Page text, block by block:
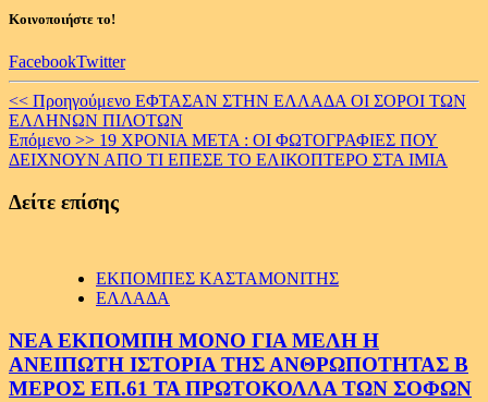
Κοινοποιήστε το!
FacebookTwitter
Continue
Reading
<< Προηγούμενο EΦΤΑΣΑΝ ΣΤΗΝ ΕΛΛΑΔΑ ΟΙ ΣΟΡΟΙ ΤΩΝ
ΕΛΛΗΝΩΝ ΠΙΛΟΤΩΝ
Επόμενο >> 19 ΧΡΟΝΙΑ ΜΕΤΑ : ΟΙ ΦΩΤΟΓΡΑΦΙΕΣ ΠΟΥ
ΔΕΙΧΝΟΥΝ ΑΠΟ ΤΙ ΕΠΕΣΕ ΤΟ ΕΛΙΚΟΠΤΕΡΟ ΣΤΑ ΙΜΙΑ
Δείτε επίσης
ΕΚΠΟΜΠΕΣ ΚΑΣΤΑΜΟΝΙΤΗΣ
ΕΛΛΑΔΑ
ΝΕΑ ΕΚΠΟΜΠΗ ΜΟΝΟ ΓΙΑ ΜΕΛΗ Η
ΑΝΕΙΠΩΤΗ ΙΣΤΟΡΙΑ ΤΗΣ ΑΝΘΡΩΠΟΤΗΤΑΣ Β
ΜΕΡΟΣ ΕΠ.61 ΤΑ ΠΡΩΤΟΚΟΛΛΑ ΤΩΝ ΣΟΦΩΝ